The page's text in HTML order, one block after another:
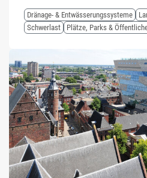
Dränage- & Entwässerungssysteme
Schwerlast
Plätze, Parks &